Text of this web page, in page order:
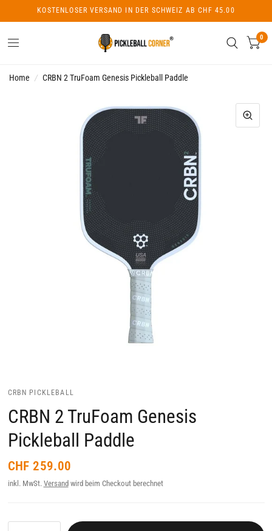
KOSTENLOSER VERSAND IN DER SCHWEIZ AB CHF 45.00
0
Home / CRBN 2 TruFoam Genesis Pickleball Paddle
CRBN PICKLEBALL
CRBN 2 TruFoam Genesis
Pickleball Paddle
CHF 259.00
inkl. MwSt. Versand wird beim Checkout berechnet